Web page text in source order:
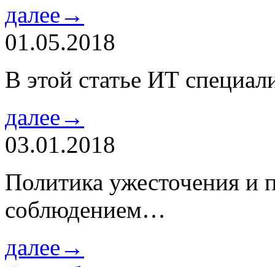
далее→
01.05.2018
В этой статье ИТ
далее→
03.01.2018
Политика ужесточения и
соблюдением…
далее→